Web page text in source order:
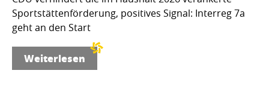
Sportstättenförderung, positives Signal: Interreg 7a
geht an den Start
Weiterlesen